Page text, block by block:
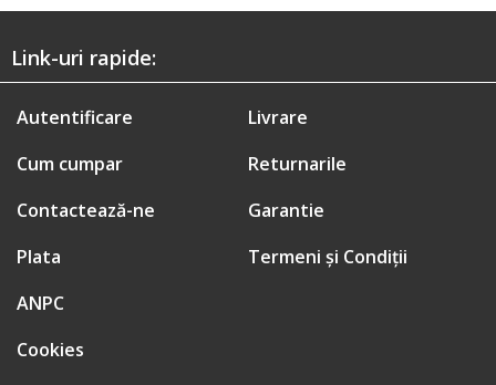
Link-uri rapide:
Autentificare
Cum cumpar
Contactează-ne
Plata
Livrare
Returnarile
Garantie
Termeni și Condiții
ANPC
Cookies